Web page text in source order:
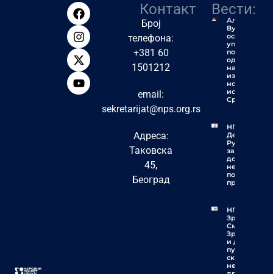
Контакт
Број
телефона:
+381 60
1501212
email:
sekretarijat@nps.org.rs
Адреса:
Таковска
45,
Београд
Вести:
Алексић:
Вучић ће
остати
упамћен
по једној
од
највећих
издаја у
новијој
историји
Србије
НПС
Деспотовац:
Рудари
заслужују
не
политичку
пропаганду
НПС
Зрењанин:
Смеће у
Зрењанину
и до шест
пута
скупље
него у